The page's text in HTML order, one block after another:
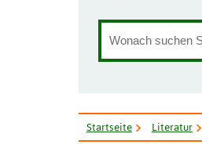
Startseite Literatur